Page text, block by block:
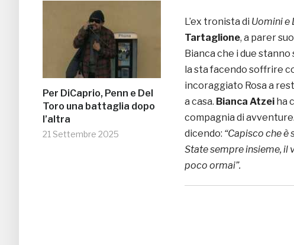
Per DiCaprio, Penn e Del
Toro una battaglia dopo
l’altra
21 Settembre 2025
L’ex tronista di Uomini e
Tartaglione, a parer
Bianca che i due
la sta facendo soffrire
incoraggiato Rosa a
a casa. Bianca Atzei ha
compagnia di
dicendo: “Capisco che è
State sempre insieme, il
poco ormai”.